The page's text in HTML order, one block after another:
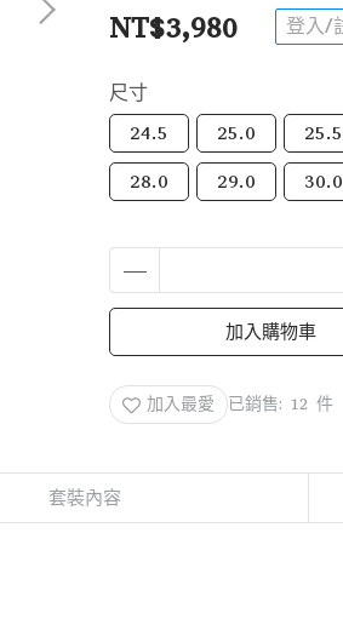
NT$3,980 登入/
尺寸
24.5
25.0 25.5
28.0
29.0 30.0
加入購物車
加入最愛 已銷售: 12 件
套裝內容